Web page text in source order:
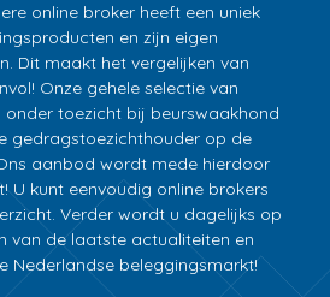
online broker heeft een uniek
en zijn eigen
Dit maakt het vergelijken van
Onze gehele selectie van
onder toezicht bij beurswaakhond
gedragstoezichthouder op de
aanbod wordt mede hierdoor
U kunt eenvoudig online brokers
Verder wordt u dagelijks op
van de laatste actualiteiten en
Nederlandse beleggingsmarkt!